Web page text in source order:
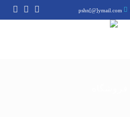
pshn[@]ymail.com